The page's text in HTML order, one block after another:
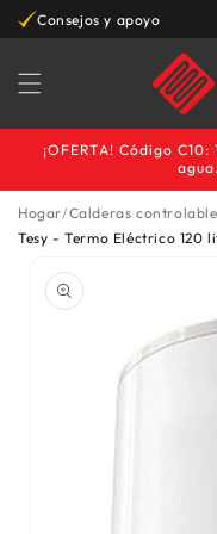
directamente
y apoyo
¡OFERTA! Código
Hogar Calderas
Tesy - Termo Eléctrico 120
Ir
directamente
información
del producto